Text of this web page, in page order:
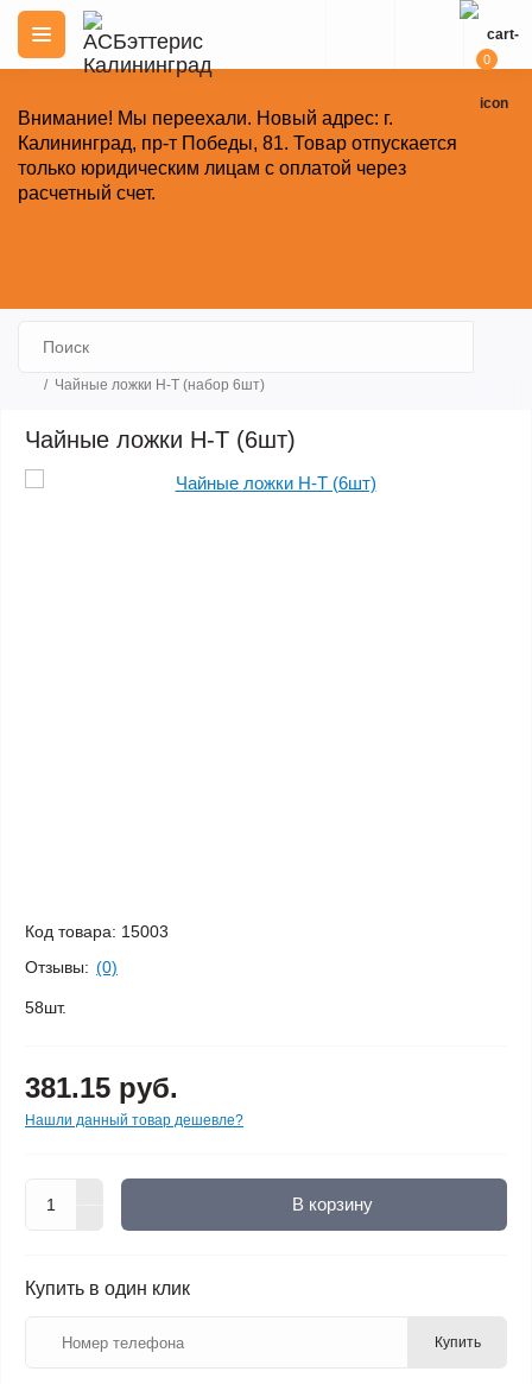
Внимание! Мы переехали. Новый адрес: г.
Калининград, пр-т Победы, 81. Товар отпускается
только юридическим лицам с оплатой через
расчетный счет.
0
Чайные ложки H-T (набор 6шт)
Чайные ложки H-T (6шт)
Код товара: 15003
Отзывы: (0)
58шт.
381.15 руб.
Нашли данный товар дешевле?
В корзину
Купить в один клик
Купить